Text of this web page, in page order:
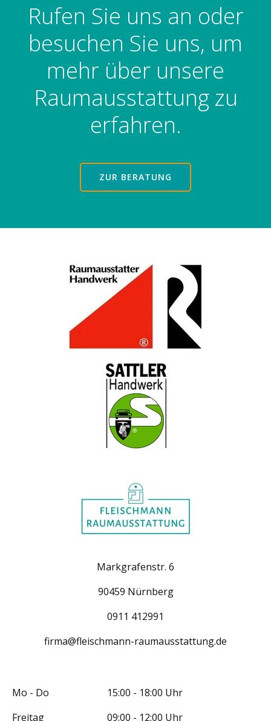
Rufen Sie uns an oder
besuchen Sie uns, um
mehr über unsere
Raumausstattung zu
erfahren.
ZUR BERATUNG
Markgrafenstr. 6
90459 Nürnberg
0911 412991
firma@fleischmann-raumausstattung.de
Mo - Do 15:00 - 18:00 Uhr
Freitag 09:00 - 12:00 Uhr